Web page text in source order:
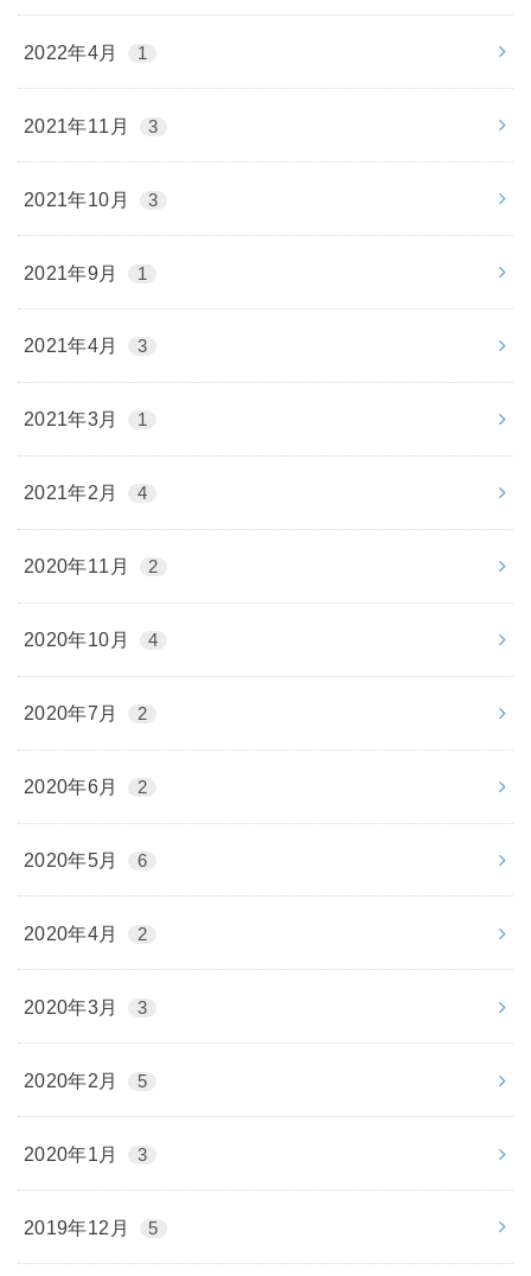
2022年4月 1
2021年11月 3
2021年10月 3
2021年9月 1
2021年4月 3
2021年3月 1
2021年2月 4
2020年11月 2
2020年10月 4
2020年7月 2
2020年6月 2
2020年5月 6
2020年4月 2
2020年3月 3
2020年2月 5
2020年1月 3
2019年12月 5